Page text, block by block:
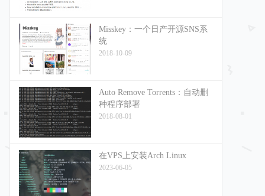
Misskey：一个日产开源SNS系
统
2018-10-09
Auto Remove Torrents：自动删
种程序部署
2018-08-01
在VPS上安装Arch Linux
2023-06-05